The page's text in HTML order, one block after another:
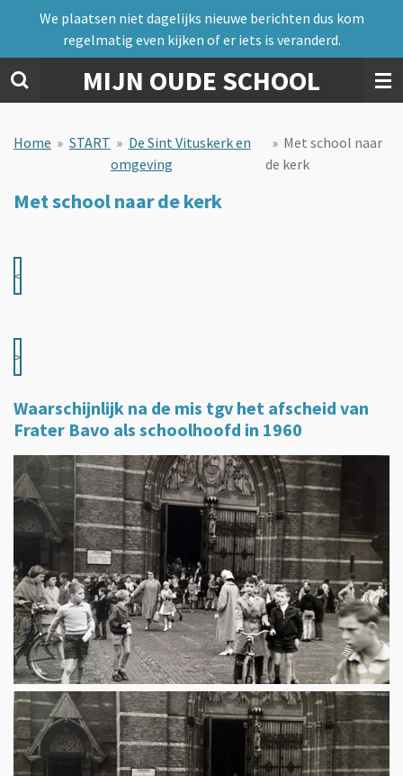
naar
de
hoofdinhoud
MIJN OUDE SCHOOL
We plaatsen niet dagelijks nieuwe berichten dus kom
regelmatig even kijken of er iets is veranderd.
Home » START » De Sint Vituskerk en
omgeving
» Met school naar
de kerk
Met school naar de kerk
<
>
Waarschijnlijk na de mis tgv het afscheid van
Frater Bavo als schoolhoofd in 1960